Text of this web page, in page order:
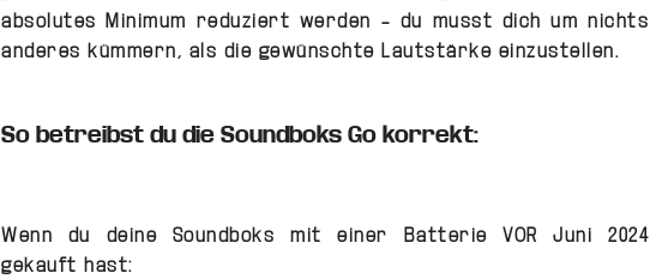
absolutes Minimum reduziert werden – du musst dich um nichts
anderes kümmern, als die gewünschte Lautstärke einzustellen.
So betreibst du die Soundboks Go korrekt:
Wenn du deine Soundboks mit einer Batterie VOR Juni 2024
gekauft hast: